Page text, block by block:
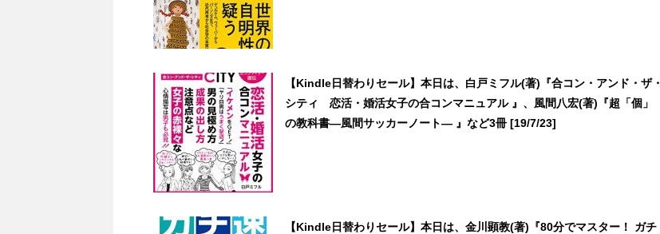
【Kindle日替わりセール】本日は、白戸ミフル(著)『合コン・アンド・ザ・
シティ 恋活・婚活女子の合コンマニュアル 』、風間八宏(著)『超「個」
の教科書―風間サッカーノート― 』など3冊 [19/7/23]
【Kindle日替わりセール】本日は、金川顕教(著)『80分でマスター！ ガチ